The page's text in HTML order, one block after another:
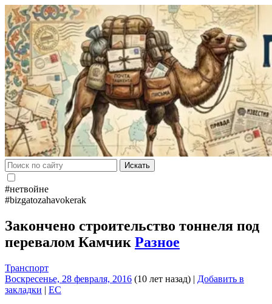
Искать
#нетвойне
#bizgatozahavokerak
Закончено строительство тоннеля под
перевалом Камчик Разное
Транспорт
Воскресенье, 28 февраля, 2016 (10 лет назад) | Добавить в
закладки | EC